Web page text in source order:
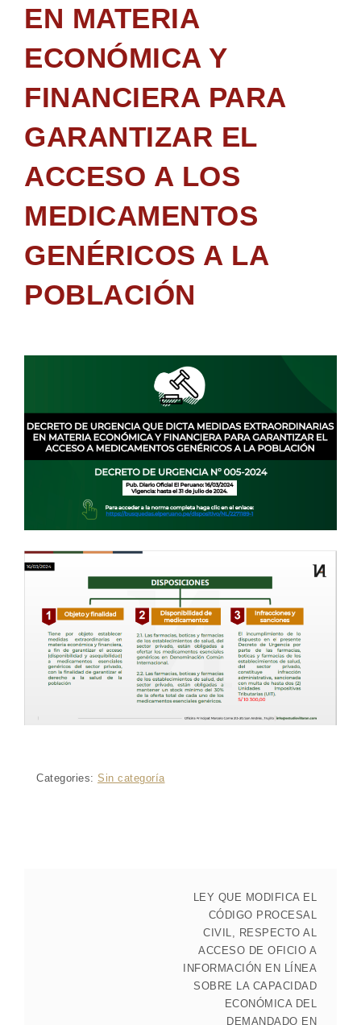
EN MATERIA
ECONÓMICA Y
FINANCIERA PARA
GARANTIZAR EL
ACCESO A LOS
MEDICAMENTOS
GENÉRICOS A LA
POBLACIÓN
Categories: Sin categoría
LEY QUE MODIFICA EL
CÓDIGO PROCESAL
CIVIL, RESPECTO AL
ACCESO DE OFICIO A
INFORMACIÓN EN LÍNEA
SOBRE LA CAPACIDAD
ECONÓMICA DEL
DEMANDADO EN